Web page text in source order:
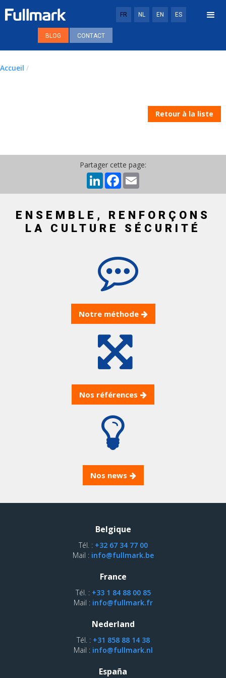
FR NL EN ES
BLOG CONTACT
Accueil /
Retour à la liste
Partager cette page:
LinkedInFacebook
ENSEMBLE, RENFORÇONS
LA CULTURE SÉCURITÉ
Notre méthode
Nos références
Nos news
Belgique
Tél. : +32 67 34 77 00
Mail : info@fullmark.be
France
Tél. : +33 1 84 88 00 85
Mail : info@fullmark.fr
Nederland
Tél. : +31 858 88 14 38
Mail : info@fullmark.nl
España